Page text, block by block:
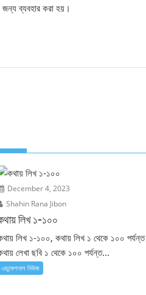
জন্য ব্যবহার করা হয়।
December 4, 2023
Shahin Rana Jibon
লিখ ১-১০০
লিখ ১-১০০, কথায় লিখ ১ থেকে ১০০ পর্যন্ত
লেখা ছবি ১ থেকে ১০০ পর্যন্ত...
এডুকেশনাল নিউজ